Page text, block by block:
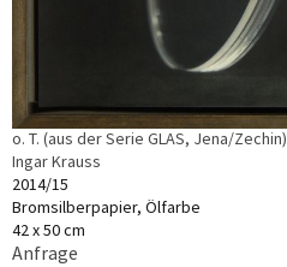
o. T. (aus der Serie GLAS, Jena/Zechin)
Ingar Krauss
2014/15
Bromsilberpapier, Ölfarbe
42 x 50 cm
Anfrage